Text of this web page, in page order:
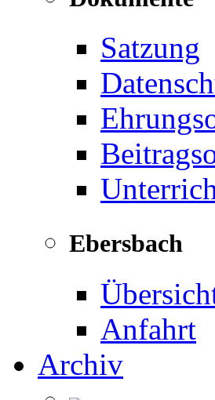
Satzung
Ebersbach
Anfahrt
Archiv